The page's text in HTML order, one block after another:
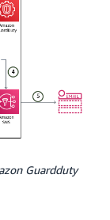
Guardduty